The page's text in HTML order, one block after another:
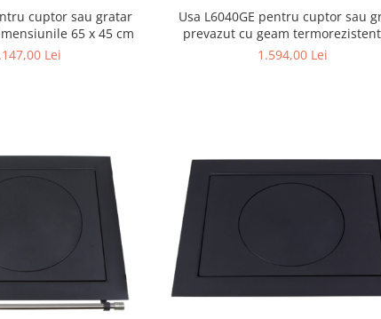
cuptor sau gratar
65 x 45 cm
Lei
Usa L6040GE pentru cuptor sau
prevazut cu geam
dimensiunile 60 x 40 cm
1.594,00 Lei